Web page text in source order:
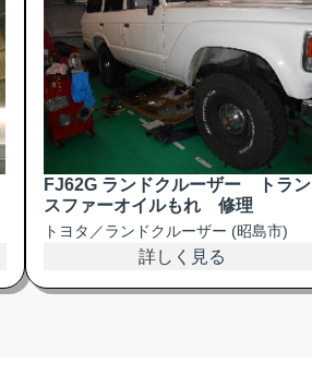
FJ62G ランドクルーザー トラン
スファーオイルもれ 修理
トヨタ／ランドクルーザー (昭島市)
詳しく見る